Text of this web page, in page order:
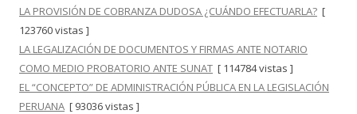
LA PROVISIÓN DE COBRANZA DUDOSA ¿CUÁNDO EFECTUARLA? [
123760 vistas ]
LA LEGALIZACIÓN DE DOCUMENTOS Y FIRMAS ANTE NOTARIO
COMO MEDIO PROBATORIO ANTE SUNAT [ 114784 vistas ]
EL “CONCEPTO” DE ADMINISTRACIÓN PÚBLICA EN LA LEGISLACIÓN
PERUANA [ 93036 vistas ]